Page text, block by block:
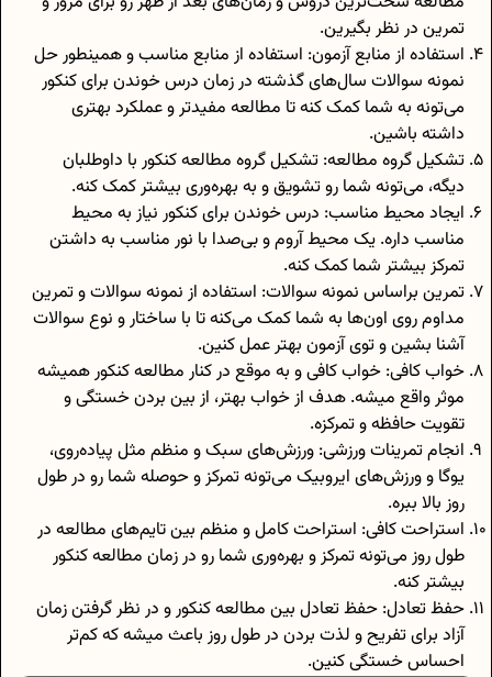
تمرین در نظر بگیرین.
استفاده از منابع آزمون: استفاده از منابع مناسب و همینطور حل
نمونه سوالات سال‌های گذشته در زمان درس خوندن برای کنکور
می‌تونه به شما کمک کنه تا مطالعه مفیدتر و عملکرد بهتری
داشته باشین.
تشکیل گروه مطالعه: تشکیل گروه مطالعه کنکور با داوطلبان
دیگه، می‌تونه شما رو تشویق و به بهره‌وری بیشتر کمک کنه.
ایجاد محیط مناسب: درس خوندن برای کنکور نیاز به محیط
مناسب داره. یک محیط آروم و بی‌صدا با نور مناسب به داشتن
تمرکز بیشتر شما کمک کنه.
تمرین براساس نمونه سوالات: استفاده از نمونه سوالات و تمرین
مداوم روی اون‌ها به شما کمک می‌کنه تا با ساختار و نوع سوالات
آشنا بشین و توی آزمون بهتر عمل کنین.
خواب کافی: خواب کافی و به موقع در کنار مطالعه کنکور همیشه
موثر واقع میشه. هدف از خواب بهتر، از بین بردن خستگی و
تقویت حافظه و تمرکزه.
انجام تمرینات ورزشی: ورزش‌های سبک و منظم مثل پیاده‌روی،
یوگا و ورزش‌های ایروبیک می‌تونه تمرکز و حوصله شما رو در طول
روز بالا ببره.
استراحت کافی: استراحت کامل و منظم بین تایم‌های مطالعه‌ در
طول روز می‌تونه تمرکز و بهره‌وری شما رو در زمان مطالعه کنکور
بیشتر کنه.
حفظ تعادل: حفظ تعادل بین مطالعه کنکور و در نظر گرفتن زمان
آزاد برای تفریح و لذت بردن در طول روز باعث میشه که کم‌تر
احساس خستگی کنین.